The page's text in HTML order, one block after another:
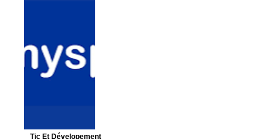
Tic Et Dévelopement